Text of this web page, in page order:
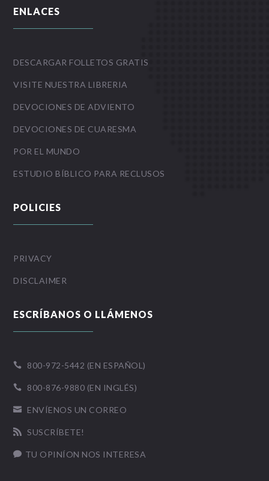
ENLACES
DESCARGAR FOLLETOS GRATIS
VISITE NUESTRA LIBRERIA
DEVOCIONES DE ADVIENTO
DEVOCIONES DE CUARESMA
POR EL MUNDO
ESTUDIO BÍBLICO PARA RECLUSOS
POLICIES
PRIVACY
DISCLAIMER
ESCRÍBANOS O LLÁMENOS
 800-972-5442 (EN ESPAÑOL)
 800-876-9880 (EN INGLÉS)
 ENVÍENOS UN CORREO
 SUSCRÍBETE!
 TU OPINÍON NOS INTERESA